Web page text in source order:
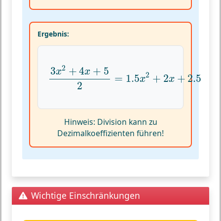
Ergebnis:
3x2 + 4x + 5
2
= 1.5x2 + 2x + 2.5
3 x + x 5
Hinweis: Division kann zu
Dezimalkoeffizienten führen!
Wichtige Einschränkungen